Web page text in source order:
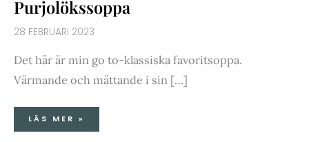
Purjolökssoppa
28 FEBRUARI 2023
Det här är min go to-klassiska favoritsoppa.
Värmande och mättande i sin […]
LÄS MER »